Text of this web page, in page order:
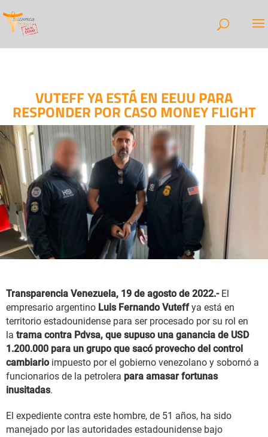
VUTEFF YA ESTÁ EN EEUU PARA
RESPONDER POR CASO MONEY FLIGHT
Transparencia Venezuela, 19 de agosto de 2022.-El
empresario argentino Luis Fernando Vuteffya está en
territorio estadounidense para ser procesado por su rol en
la trama contra Pdvsa, que supuso una ganancia de USD
1.200.000 para un grupo que sacó provecho del control
cambiario impuesto por el gobierno venezolano y sobornó a
funcionarios de la petrolera para amasar fortunas
inusitadas.
El expediente contra este hombre, de 51 años, ha sido
manejado por las autoridades estadounidense bajo